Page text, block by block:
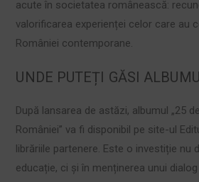
acute în societatea românească:
valorificarea experienței celor care au
României contemporane.
UNDE PUTEȚI GĂSI
După lansarea de astăzi, albumul „25
României” va fi disponibil pe site-ul
librăriile partenere. Este o investiție nu
educație, ci și în menținerea unui